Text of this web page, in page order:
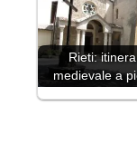
Rieti:
medievale a